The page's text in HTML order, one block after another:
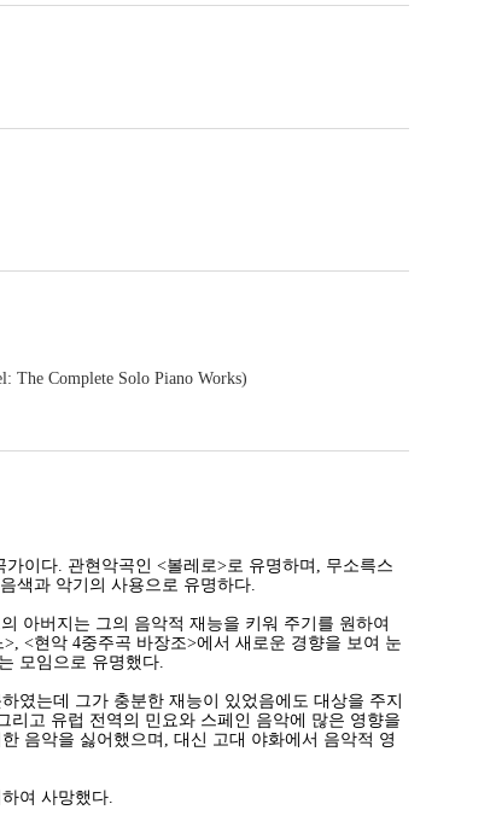
Complete Solo Piano Works)
이다. 관현악곡인 <볼레로>로 유명하며, 무소륵스
색과 악기의 사용으로 유명하다.
아버지는 그의 음악적 재능을 키워 주기를 원하여
<현악 4중주곡 바장조>에서 새로운 경향을 보여 눈
모임으로 유명했다.
였는데 그가 충분한 재능이 있었음에도 대상을 주지
고 유럽 전역의 민요와 스페인 음악에 많은 영향을
음악을 싫어했으며, 대신 고대 야화에서 음악적 영
여 사망했다.